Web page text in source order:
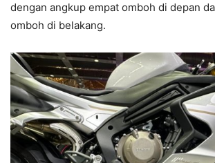
dengan angkup empat omboh di depan
omboh di belakang.